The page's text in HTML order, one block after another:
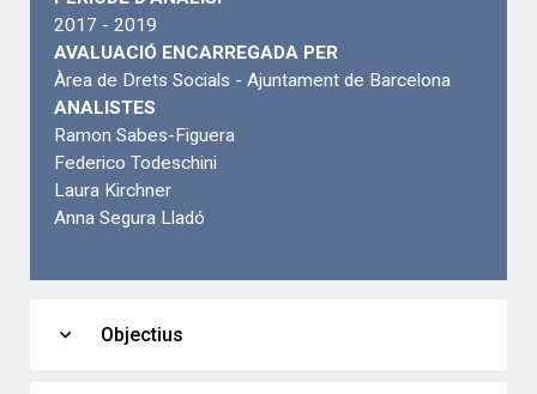
2017 - 2019
AVALUACIÓ ENCARREGADA PER
Àrea de Drets Socials - Ajuntament de Barcelona
ANALISTES
Ramon Sabes-Figuera
Federico Todeschini
Laura Kirchner
Anna Segura Lladó
expand_more Objectius